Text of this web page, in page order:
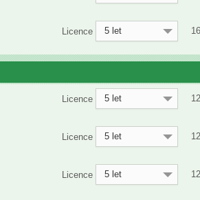
Licence 5 let
Licence 5 let
Licence 5 let
Licence 5 let